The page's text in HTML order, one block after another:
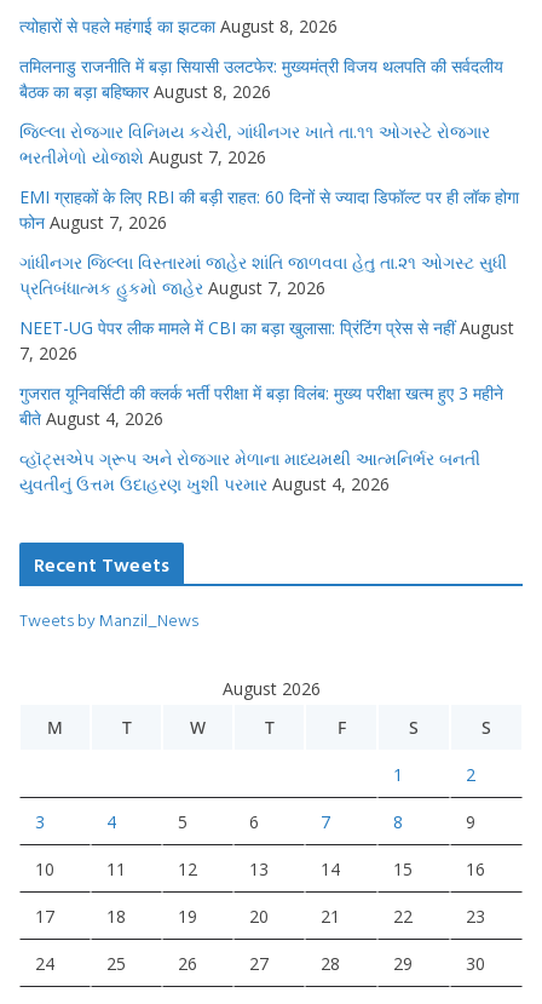
त्योहारों से पहले महंगाई का झटका August 8, 2026
तमिलनाडु राजनीति में बड़ा सियासी उलटफेर: मुख्यमंत्री विजय थलपति की सर्वदलीय
बैठक का बड़ा बहिष्कार August 8, 2026
જિલ્લા રોજગાર વિનિમય કચેરી, ગાંધીનગર ખાતે તા.૧૧ ઓગસ્ટે રોજગાર
ભરતીમેળો યોજાશે August 7, 2026
EMI ग्राहकों के लिए RBI की बड़ी राहत: 60 दिनों से ज्यादा डिफॉल्ट पर ही लॉक होगा
फोन August 7, 2026
ગાંધીનગર જિલ્લા વિસ્તારમાં જાહેર શાંતિ જાળવવા હેતુ તા.૨૧ ઓગસ્ટ સુધી
પ્રતિબંધાત્મક હુકમો જાહેર August 7, 2026
NEET-UG पेपर लीक मामले में CBI का बड़ा खुलासा: प्रिंटिंग प्रेस से नहीं August
7, 2026
गुजरात यूनिवर्सिटी की क्लर्क भर्ती परीक्षा में बड़ा विलंब: मुख्य परीक्षा खत्म हुए 3 महीने
बीते August 4, 2026
વ્હૉટ્સએપ ગ્રૂપ અને રોજગાર મેળાના માધ્યમથી આત્મનિર્ભર બનતી
યુવતીનું ઉત્તમ ઉદાહરણ ખુશી પરમાર August 4, 2026
Recent Tweets
Tweets by Manzil_News
August 2026
M
T W T F S S
1 2
3 4 5 6 7 8 9
10 11 12 13 14 15 16
17 18 19 20 21 22 23
24 25 26 27 28 29 30